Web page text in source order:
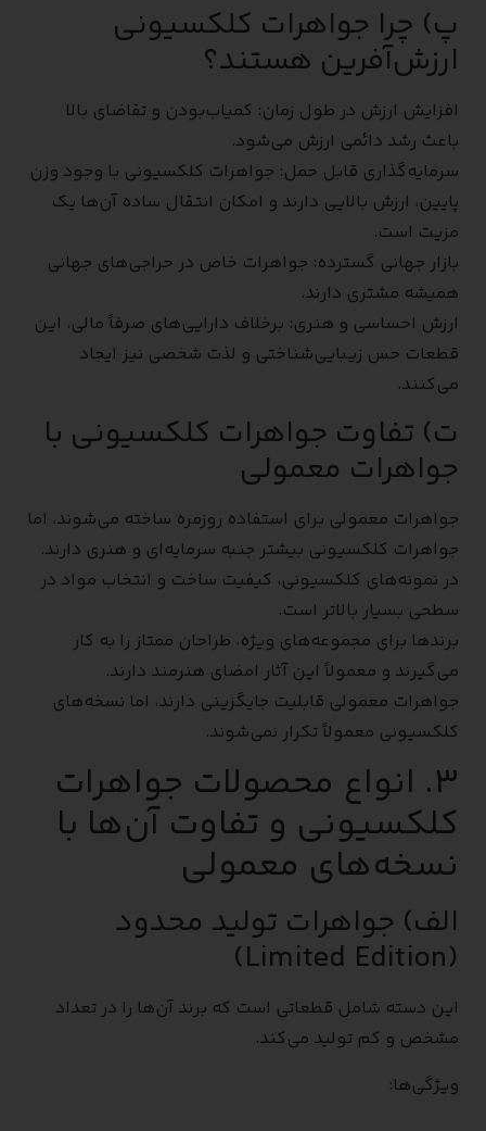
پ) چرا جواهرات کلکسیونی
ارزش‌آفرین هستند؟
افزایش ارزش در طول زمان: کمیاب‌بودن و تقاضای بالا
باعث رشد دائمی ارزش می‌شود.
سرمایه‌گذاری قابل حمل: جواهرات کلکسیونی با وجود وزن
پایین، ارزش بالایی دارند و امکان انتقال ساده آن‌ها یک
مزیت است.
بازار جهانی گسترده: جواهرات خاص در حراجی‌های جهانی
همیشه مشتری دارند.
ارزش احساسی و هنری: برخلاف دارایی‌های صرفاً مالی، این
قطعات حس زیبایی‌شناختی و لذت شخصی نیز ایجاد
می‌کنند.
ت) تفاوت جواهرات کلکسیونی با
جواهرات معمولی
جواهرات معمولی برای استفاده روزمره ساخته می‌شوند، اما
جواهرات کلکسیونی بیشتر جنبه سرمایه‌ای و هنری دارند.
در نمونه‌های کلکسیونی، کیفیت ساخت و انتخاب مواد در
سطحی بسیار بالاتر است.
برندها برای مجموعه‌های ویژه، طراحان ممتاز را به کار
می‌گیرند و معمولاً این آثار امضای هنرمند دارند.
جواهرات معمولی قابلیت جایگزینی دارند، اما نسخه‌های
کلکسیونی معمولاً تکرار نمی‌شوند.
۳. انواع محصولات جواهرات
کلکسیونی و تفاوت آن‌ها با
نسخه‌های معمولی
الف) جواهرات تولید محدود
(Limited Edition)
این دسته شامل قطعاتی است که برند آن‌ها را در تعداد
مشخص و کم تولید می‌کند.
ویژگی‌ها: